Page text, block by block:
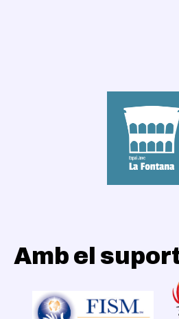
Amb el